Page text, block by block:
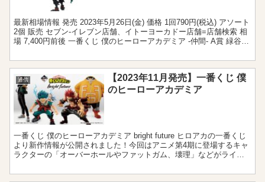
最新相場情報 発売 2023年5月26日(金) 価格 1回790円(税込) アソート
2個 販売 セブン‐イレブン店舗、イトーヨーカドー店舗=店舗検索 相
場 7,400円前後 一番くじ 僕のヒーローアカデミア -仲間- A賞 緑谷出
通信
【2023年11月発売】一番くじ 僕
のヒーローアカデミア
一番くじ 僕のヒーローアカデミア bright future ヒロアカの一番くじ
より新作情報が公開されました！今回はアニメ第4期に登場するキャ
ラクターの「オーバーホールやファットガム、壊理」などがライン